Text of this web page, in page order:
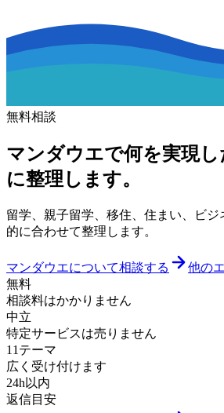
無料相談
マンダウエで何を実現
に整理します。
留学、親子留学、移住、住まい、ビジ
的に合わせて整理します。
マンダウエについて相談する
他の
無料
相談料はかかりません
中立
特定サービスは売りません
11テーマ
広く受け付けます
24h以内
返信目安